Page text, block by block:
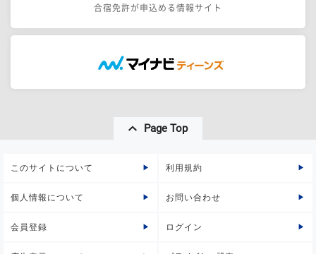
合宿免許が申込める情報サイト
Page Top
このサイトについて 利用規約
個人情報について お問い合わせ
会員登録 ログイン